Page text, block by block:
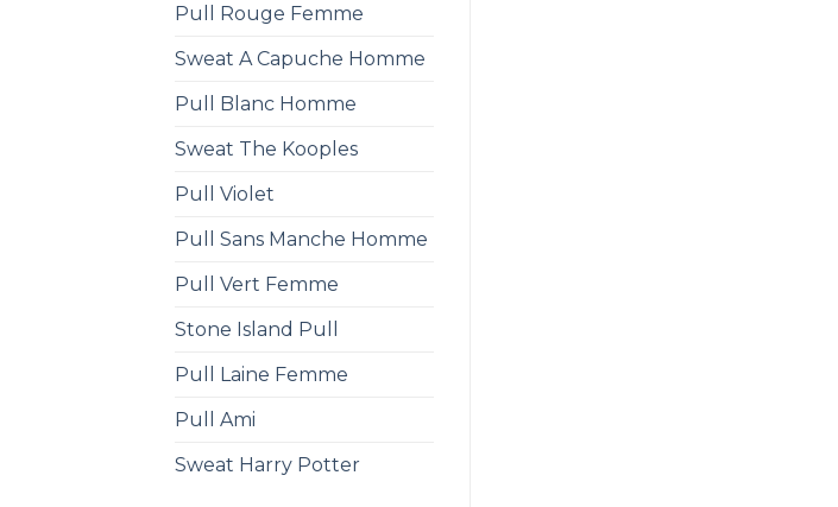
Pull Rouge Femme
Sweat A Capuche Homme
Pull Blanc Homme
Sweat The Kooples
Pull Violet
Pull Sans Manche Homme
Pull Vert Femme
Stone Island Pull
Pull Laine Femme
Pull Ami
Sweat Harry Potter